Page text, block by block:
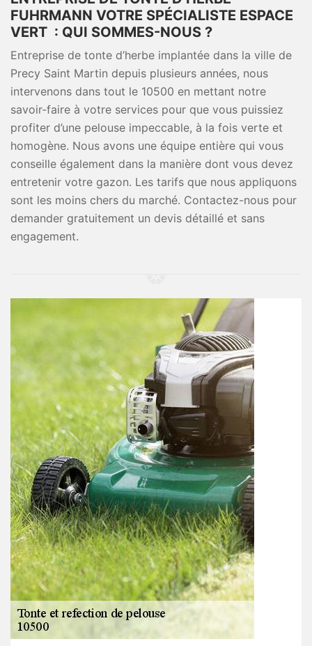
FUHRMANN VOTRE SPÉCIALISTE ESPACE
VERT : QUI SOMMES-NOUS ?
Entreprise de tonte d’herbe implantée dans la ville de
Precy Saint Martin depuis plusieurs années, nous
intervenons dans tout le 10500 en mettant notre
savoir-faire à votre services pour que vous puissiez
profiter d’une pelouse impeccable, à la fois verte et
homogène. Nous avons une équipe entière qui vous
conseille également dans la manière dont vous devez
entretenir votre gazon. Les tarifs que nous appliquons
sont les moins chers du marché. Contactez-nous pour
demander gratuitement un devis détaillé et sans
engagement.